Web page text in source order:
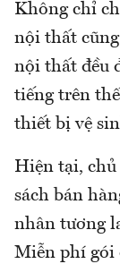
Không chỉ
nội thất
nội thất đều
tiếng trên
thiết bị vệ
Hiện tại,
sách bán
nhân tương
Miễn phí gói